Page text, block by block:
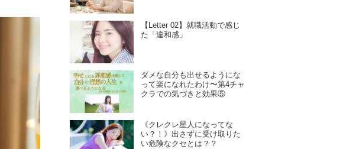
【Letter 02】就職活動で感じ
た「違和感」
ダメな自分も出せるようにな
って楽になれたわけ〜第4チャ
クラでの気づきと効果⑤
《クレクレ星人になってな
い？！》出さずに受け取りた
い危険なクセとは？？